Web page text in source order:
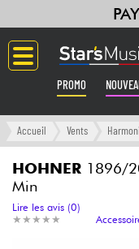
PROMO
Langue
Guitares &
Amplis & Effets
Accueil Vents
HOHNER 1896/
Min
★ ★ ★ ★ ★
★ ★ ★ ★ ★
Lire les avis (0)